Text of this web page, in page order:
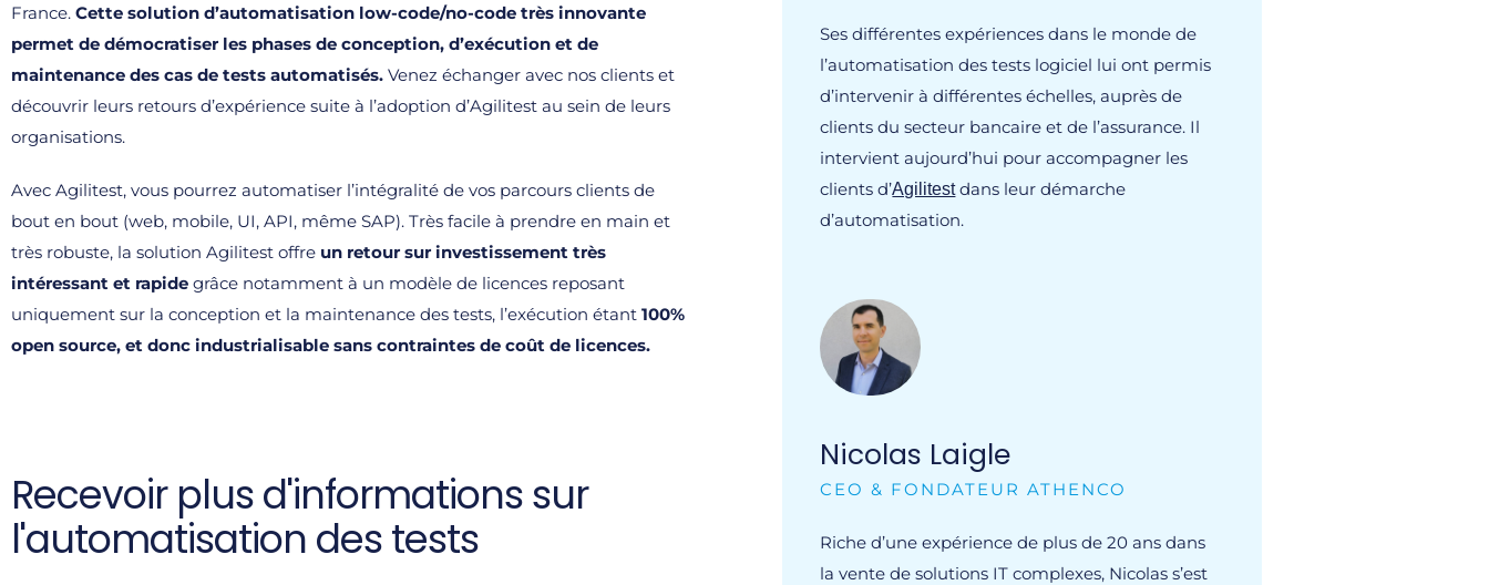
France. Cette solution d’automatisation low-code/no-code très innovante
permet de démocratiser les phases de conception, d’exécution et de
maintenance des cas de tests automatisés. Venez échanger avec nos clients et
découvrir leurs retours d’expérience suite à l’adoption d’Agilitest au sein de leurs
organisations.
Avec Agilitest, vous pourrez automatiser l’intégralité de vos parcours clients de
bout en bout (web, mobile, UI, API, même SAP). Très facile à prendre en main et
très robuste, la solution Agilitest offre un retour sur investissement très
intéressant et rapide grâce notamment à un modèle de licences reposant
uniquement sur la conception et la maintenance des tests, l’exécution étant 100%
open source, et donc industrialisable sans contraintes de coût de licences.
Recevoir plus d'informations sur
l'automatisation des tests
Ses différentes expériences dans le monde de
l’automatisation des tests logiciel lui ont permis
d’intervenir à différentes échelles, auprès de
clients du secteur bancaire et de l’assurance. Il
intervient aujourd’hui pour accompagner les
clients d’Agilitestdans leur démarche
d’automatisation.
Nicolas Laigle
CEO & FONDATEUR ATHENCO
Riche d’une expérience de plus de 20 ans dans
la vente de solutions IT complexes, Nicolas s’est